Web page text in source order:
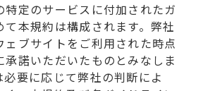
特定のサービスに付加されたガ
て本規約は構成されます。弊社
ェブサイトをご利用された時点
承諾いただいたものとみなしま
要に応じて弊社の判断によ